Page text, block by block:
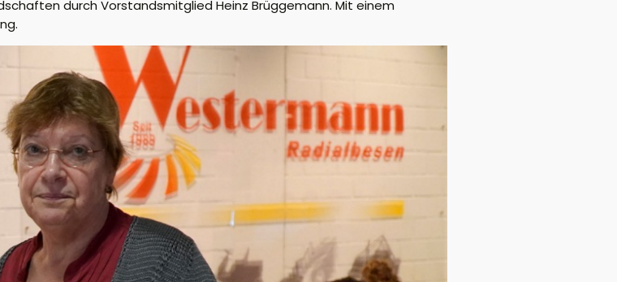
durch Vorstandsmitglied Heinz Brüggemann. Mit einem